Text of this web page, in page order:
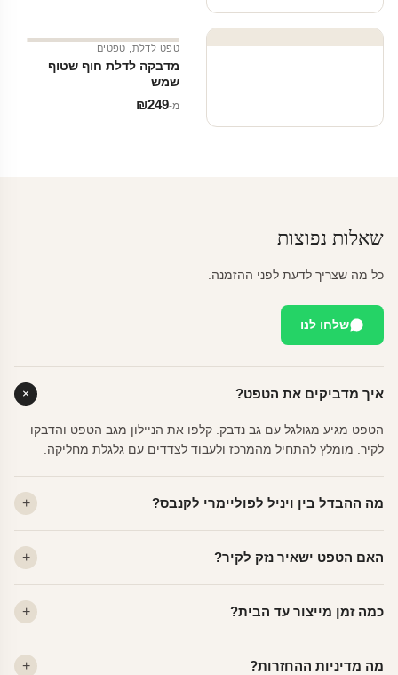
טפט לדלת טפטים
מדבקה לדלת חוף שטוף
שמש
מ‑ ₪249
שאלות נפוצות
כל מה שצריך לדעת לפני ההזמנה.
שלחו לנו
איך מדביקים את הטפט?
הטפט מגיע מגולגל עם גב נדבק. קלפו את הניילון מגב הטפט והדבקו
לקיר. מומלץ להתחיל מהמרכז ולעבוד לצדדים עם גלגלת מחליקה.
מה ההבדל בין ויניל לפוליימרי לקנבס?
פרמיום. קנבס — בד אמנותי יוקרתי, מט.
האם הטפט ישאיר נזק לקיר?
מתאים לקיר מטויח, גבס, קרמיקה וזכוכית.
כמה זמן מייצור עד הבית?
יוצאות באותו יום.
מה מדיניות ההחזרות?